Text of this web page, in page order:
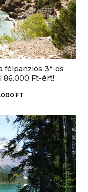
félpanziós 3*-os
86.000 Ft-ért!
FT